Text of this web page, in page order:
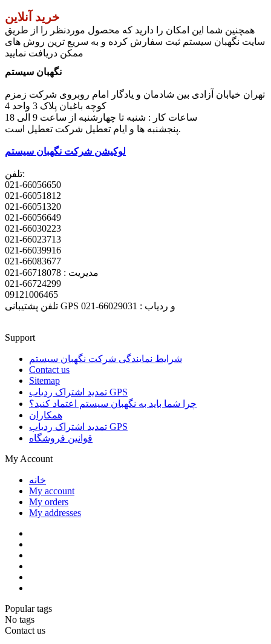
خرید آنلاین
همچنین شما این امکان را دارید که محصول موردنظر را از طریق
سایت نگهبان سیستم ثبت سفارش کرده و به سریع ترین روش های
ممکن دریافت نمایید
نگهبان سیستم
تهران خیابان آزادی بین شادمان و یادگار امام روبروی شرکت زمزم
کوچه باغبان پلاک 3 واحد 4
پنجشنبه ها و ایام تعطیل شرکت تعطیل است.
لوکیشن شرکت نگهبان سیستم
تلفن:
021-66056650
021-66051812
021-66051320
021-66056649
021-66030223
021-66023713
021-66039916
021-66083677
مدیریت : 66718078-021
021-66724299
09121006465
تلفن پشتیبانی GPS و ردیاب : 66029031-021
Support
شرایط نمایندگی شرکت نگهبان سیستم
Contact us
Sitemap
تمدید اشتراک ردیاب GPS
چرا شما باید به نگهبان سیستم اعتماد کنید؟
همکاران
تمدید اشتراک ردیاب GPS
قوانین فروشگاه
My Account
خانه
My account
My orders
My addresses
Popular tags
No tags
Contact us